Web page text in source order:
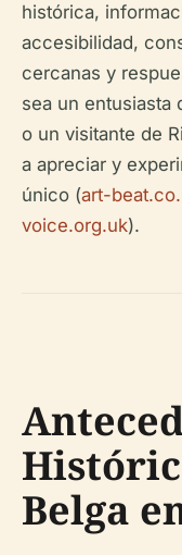
histórica,
accesibilidad,
cercanas y
sea un entusiasta
o un visitante de
a apreciar y
único (art-
voice.org.uk).
Belga